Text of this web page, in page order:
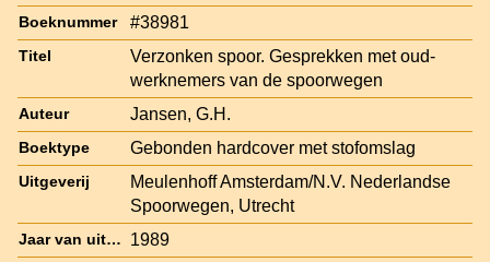
Boeknummer #38981
Titel
Verzonken spoor. Gesprekken met oud-
werknemers van de spoorwegen
Auteur Jansen, G.H.
Boektype Gebonden hardcover met stofomslag
Uitgeverij
Meulenhoff Amsterdam/N.V. Nederlandse
Spoorwegen, Utrecht
Jaar van uitgave 1989